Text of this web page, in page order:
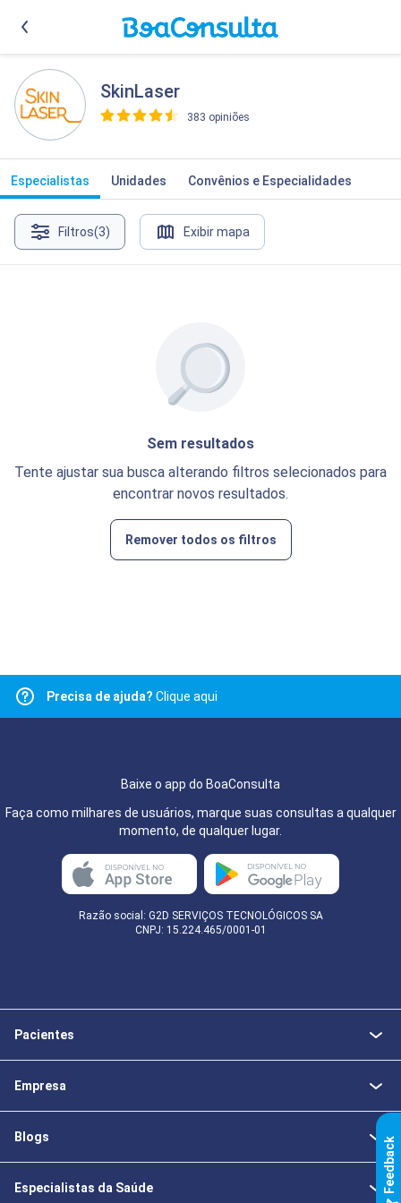
SkinLaser
383 opiniões
Especialistas Unidades Convênios e Especialidades
Filtros(3) Exibir mapa
Sem resultados
Tente ajustar sua busca alterando filtros selecionados para
encontrar novos resultados.
Remover todos os filtros
Precisa de ajuda? Clique aqui
Baixe o app do BoaConsulta
Faça como milhares de usuários, marque suas consultas a qualquer
momento, de qualquer lugar.
Razão social: G2D SERVIÇOS TECNOLÓGICOS SA
CNPJ: 15.224.465/0001-01
Pacientes
Empresa
Blogs
Especialistas da Saúde k